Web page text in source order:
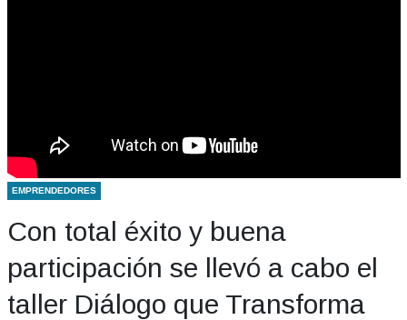
EMPRENDEDORES
Con total éxito y buena
participación se llevó a cabo el
taller Diálogo que Transforma